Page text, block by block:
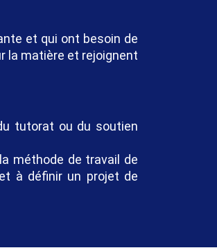
et qui ont besoin de
la matière et rejoignent
tutorat ou du soutien
méthode de travail de
à définir un projet de